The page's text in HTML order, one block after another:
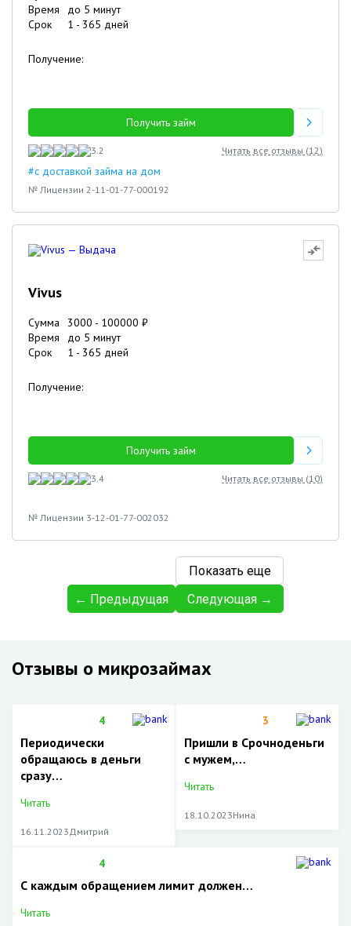
Время
до 5 минут
Срок
1 - 365 дней
Получение:
Получить займ
3.2 Читать все отзывы (12)
#с доставкой займа на дом
№ Лицензии 2-11-01-77-000192
Vivus
Сумма 3000 - 100000 ₽
Время
до 5 минут
Срок
1 - 365 дней
Получение:
Получить займ
3.4 Читать все отзывы (10)
№ Лицензии 3-12-01-77-002032
Показать еще
← Предыдущая
Следующая →
Отзывы о микрозаймах
4
Периодически
обращаюсь в деньги
сразу…
Читать
16.11.2023Дмитрий
3
Пришли в Срочноденьги
с мужем,…
Читать
18.10.2023Нина
4
С каждым обращением лимит должен…
Читать